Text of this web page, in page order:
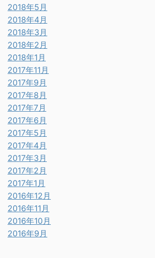
2018年5月
2018年4月
2018年3月
2018年2月
2018年1月
2017年11月
2017年9月
2017年8月
2017年7月
2017年6月
2017年5月
2017年4月
2017年3月
2017年2月
2017年1月
2016年12月
2016年11月
2016年10月
2016年9月